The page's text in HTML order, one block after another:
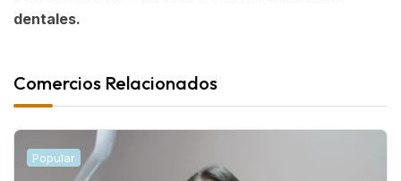
dentales.
Comercios Relacionados
Popular